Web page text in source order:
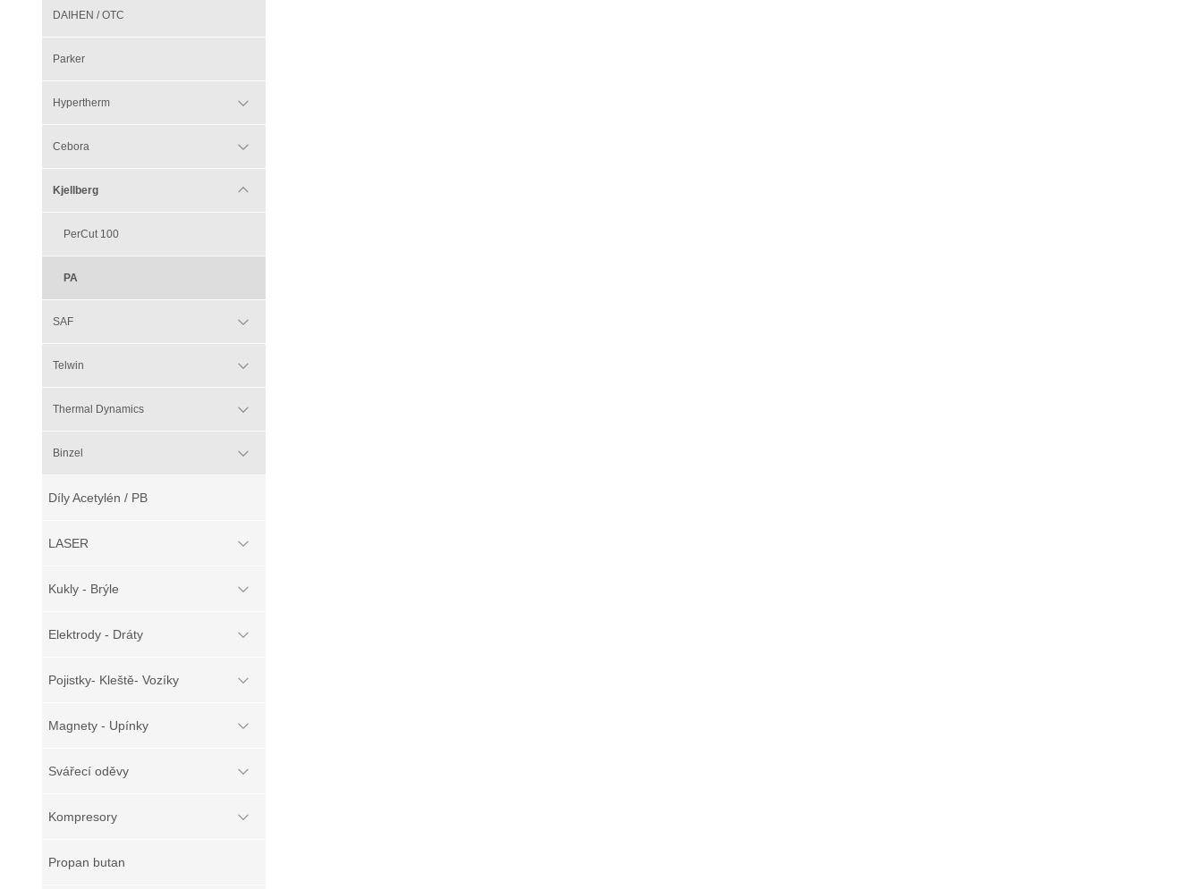
DAIHEN / OTC
Parker
Hypertherm
Cebora
Kjellberg
PerCut 100
PA
SAF
Telwin
Thermal Dynamics
Binzel
Díly Acetylén / PB
LASER
Kukly - Brýle
Elektrody - Dráty
Pojistky- Kleště- Vozíky
Magnety - Upínky
Svářecí oděvy
Kompresory
Propan butan